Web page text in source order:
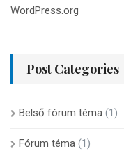
WordPress.org
Post Categories
Belső fórum téma (1)
Fórum téma (1)